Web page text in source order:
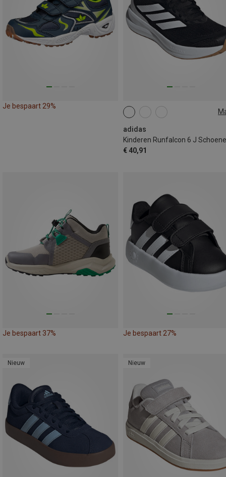
Je bespaart 29%
adidas
Kinderen Runfalcon 6 J
€ 40,91
Je bespaart 37% Je bespaart 27%
Nieuw Nieuw